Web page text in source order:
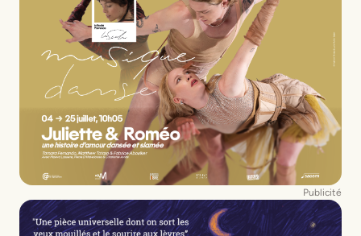
Publicité